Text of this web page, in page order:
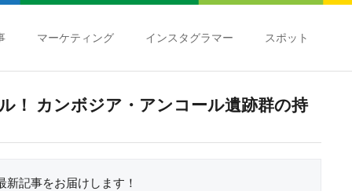
マーケティング インスタグラマー スポット
！ カンボジア・アンコール遺跡群の持
新記事をお届けします！